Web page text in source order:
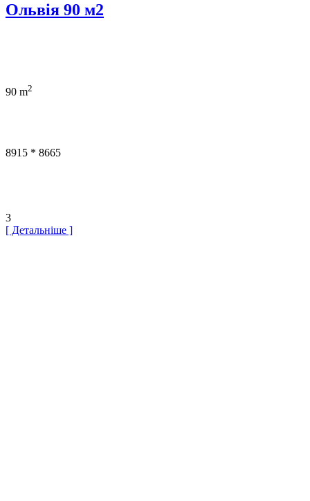
Ольвія 90 м2
90 m2
8915 * 8665
3
[ Детальніше ]